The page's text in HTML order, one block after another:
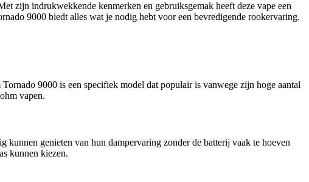
zijn indrukwekkende kenmerken en gebruiksgemak heeft deze vape een
9000 biedt alles wat je nodig hebt voor een bevredigende rookervaring.
9000 is een specifiek model dat populair is vanwege zijn hoge aantal
vapen.
genieten van hun dampervaring zonder de batterij vaak te hoeven
kunnen kiezen.